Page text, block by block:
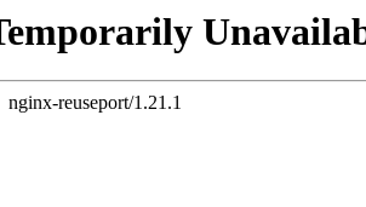
nginx-reuseport/1.21.1